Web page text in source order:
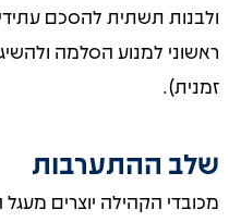
ולבנות תשתית להסכם
ראשוני למנוע הסלמה
זמנית).
שלב ההתערבות
מכובדי הקהילה יוצרים